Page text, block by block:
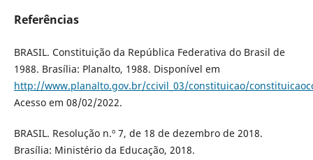
Referências
BRASIL. Constituição da República Federativa do Brasil de
1988. Brasília: Planalto, 1988. Disponível em
http://www.planalto.gov.br/ccivil_03/constituicao/
Acesso em 08/02/2022.
BRASIL. Resolução n.º 7, de 18 de dezembro de 2018.
Brasília: Ministério da Educação, 2018.